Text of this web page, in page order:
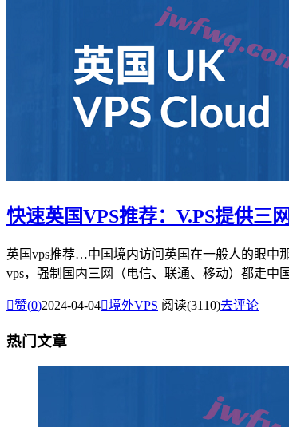
快速英国VPS推荐：V.PS提供三
英国vps推荐…中国境内访问英国在一般人的眼中
vps，强制国内三网（电信、联通、移动）都走中
赞(0)2024-04-04境外VPS 阅读(3110)去评论
热门文章